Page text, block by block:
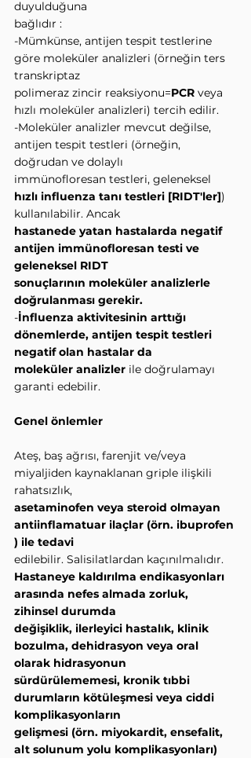
duyulduğuna
bağlıdır :
-Mümkünse, antijen tespit testlerine
göre moleküler analizleri (örneğin ters
transkriptaz
polimeraz zincir reaksiyonu=PCR veya
hızlı moleküler analizleri) tercih edilir.
-Moleküler analizler mevcut değilse,
antijen tespit testleri (örneğin,
doğrudan ve dolaylı
immünofloresan testleri, geleneksel
hızlı influenza tanı testleri [RIDT'ler])
kullanılabilir. Ancak
hastanede yatan hastalarda negatif
antijen immünofloresan testi ve
geleneksel RIDT
sonuçlarının moleküler analizlerle
doğrulanması gerekir.
-İnfluenza aktivitesinin arttığı
dönemlerde, antijen tespit testleri
negatif olan hastalar da
moleküler analizler ile doğrulamayı
garanti edebilir.
Genel önlemler
Ateş, baş ağrısı, farenjit ve/veya
miyaljiden kaynaklanan griple ilişkili
rahatsızlık,
asetaminofen veya steroid olmayan
antiinflamatuar ilaçlar (örn. ibuprofen
) ile tedavi
edilebilir. Salisilatlardan kaçınılmalıdır.
Hastaneye kaldırılma endikasyonları
arasında nefes almada zorluk,
zihinsel durumda
değişiklik, ilerleyici hastalık, klinik
bozulma, dehidrasyon veya oral
olarak hidrasyonun
sürdürülememesi, kronik tıbbi
durumların kötüleşmesi veya ciddi
komplikasyonların
gelişmesi (örn. miyokardit, ensefalit,
alt solunum yolu komplikasyonları)